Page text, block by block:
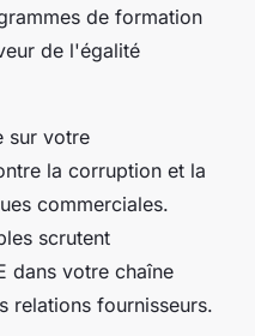
de formation
de l'égalité
sur votre
la corruption et la
commerciales.
scrutent
dans votre chaîne
relations fournisseurs.